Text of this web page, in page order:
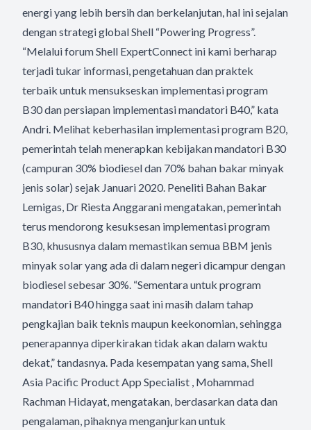
energi yang lebih bersih dan berkelanjutan, hal ini sejalan
dengan strategi global Shell “Powering Progress”.
“Melalui forum Shell ExpertConnect ini kami berharap
terjadi tukar informasi, pengetahuan dan praktek
terbaik untuk mensukseskan implementasi program
B30 dan persiapan implementasi mandatori B40,” kata
Andri. Melihat keberhasilan implementasi program B20,
pemerintah telah menerapkan kebijakan mandatori B30
(campuran 30% biodiesel dan 70% bahan bakar minyak
jenis solar) sejak Januari 2020. Peneliti Bahan Bakar
Lemigas, Dr Riesta Anggarani mengatakan, pemerintah
terus mendorong kesuksesan implementasi program
B30, khususnya dalam memastikan semua BBM jenis
minyak solar yang ada di dalam negeri dicampur dengan
biodiesel sebesar 30%. “Sementara untuk program
mandatori B40 hingga saat ini masih dalam tahap
pengkajian baik teknis maupun keekonomian, sehingga
penerapannya diperkirakan tidak akan dalam waktu
dekat,” tandasnya. Pada kesempatan yang sama, Shell
Asia Pacific Product App Specialist , Mohammad
Rachman Hidayat, mengatakan, berdasarkan data dan
pengalaman, pihaknya menganjurkan untuk